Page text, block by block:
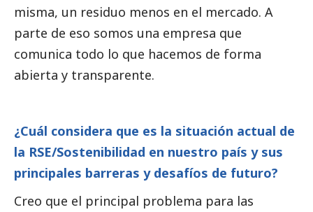
misma, un residuo menos en el mercado. A
parte de eso somos una empresa que
comunica todo lo que hacemos de forma
abierta y transparente.
¿Cuál considera que es la situación actual de
la RSE/Sostenibilidad en nuestro país y sus
principales barreras y desafíos de futuro?
Creo que el principal problema para las